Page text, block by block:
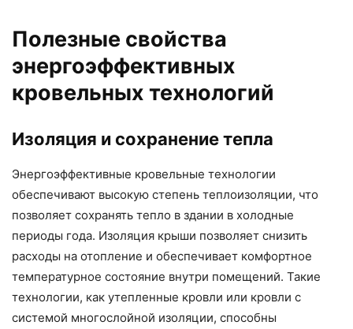
Полезные свойства
энергоэффективных
кровельных технологий
Изоляция и сохранение тепла
Энергоэффективные кровельные технологии
обеспечивают высокую степень теплоизоляции, что
позволяет сохранять тепло в здании в холодные
периоды года. Изоляция крыши позволяет снизить
расходы на отопление и обеспечивает комфортное
температурное состояние внутри помещений. Такие
технологии, как утепленные кровли или кровли с
системой многослойной изоляции, способны